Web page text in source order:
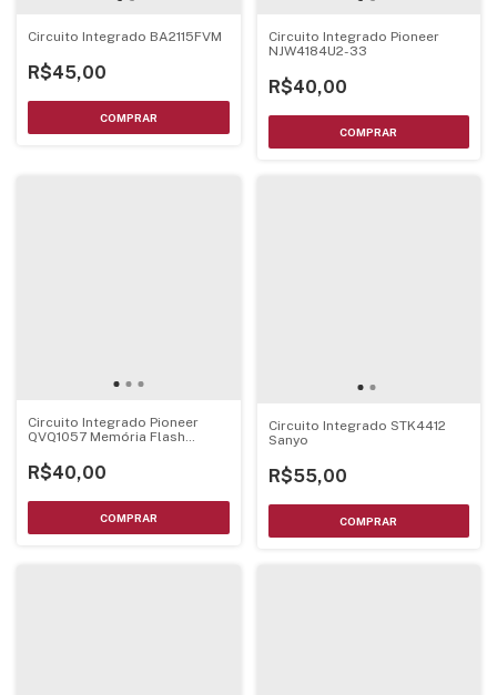
Circuito Integrado BA2115FVM
R$45,00
Circuito Integrado Pioneer
NJW4184U2-33
R$40,00
Circuito Integrado Pioneer
QVQ1057 Memória Flash
R$40,00
Circuito Integrado STK4412
Sanyo
R$55,00